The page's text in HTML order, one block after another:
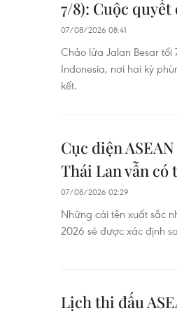
7/8): Cuộc
07/08/2026 08:41
Chảo lửa Jalan Besar
Indonesia, nơi hai kỳ
kết.
Cục diện
Thái Lan vẫn có
07/08/2026 02:29
Những cái tên xuất sắc
2026 sẽ được xác định
Lịch thi đấu